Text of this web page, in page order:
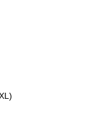
用無須另外申請。